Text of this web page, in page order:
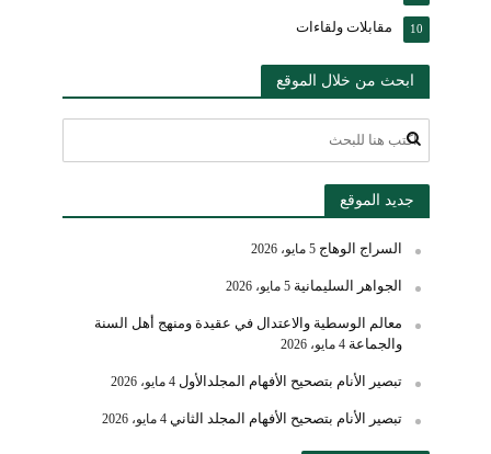
مقابلات ولقاءات 10
ابحث من خلال الموقع
جديد الموقع
السراج الوهاج 5 مايو، 2026
الجواهر السليمانية 5 مايو، 2026
معالم الوسطية والاعتدال في عقيدة ومنهج أهل السنة
والجماعة 4 مايو، 2026
تبصير الأنام بتصحيح الأفهام المجلدالأول 4 مايو، 2026
تبصير الأنام بتصحيح الأفهام المجلد الثاني 4 مايو، 2026